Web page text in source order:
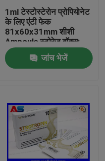
1ml टेस्टोस्टेरोन प्रोपियोनेट
के लिए एंटी फेक
81x60x31mm शीशी
Ampoule स्टोरेज बॉक्स:
जांच भेजें